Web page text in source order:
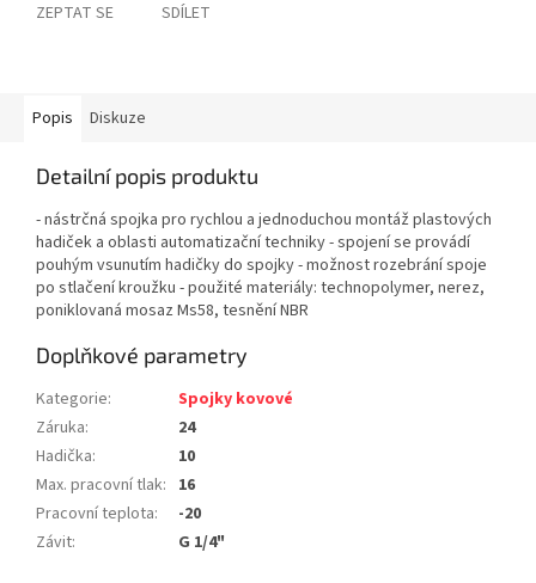
ZEPTAT SE SDÍLET
Popis Diskuze
Detailní popis produktu
- nástrčná spojka pro rychlou a jednoduchou montáž plastových
hadiček a oblasti automatizační techniky - spojení se provádí
pouhým vsunutím hadičky do spojky - možnost rozebrání spoje
po stlačení kroužku - použité materiály: technopolymer, nerez,
poniklovaná mosaz Ms58, tesnění NBR
Doplňkové parametry
Kategorie:
Spojky kovové
Záruka:
24
Hadička:
10
Max. pracovní tlak: 16
Pracovní teplota:
-20
Závit: G 1/4"